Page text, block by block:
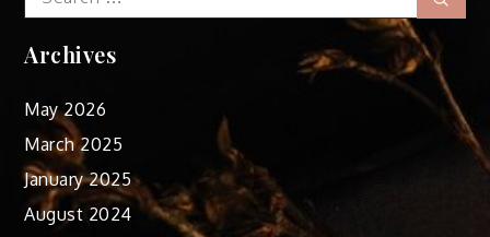
for:
Archives
May 2026
March 2025
January 2025
August 2024